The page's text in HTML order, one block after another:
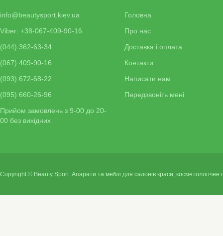
info@beautysport.kiev.ua
Viber: +38-067-409-90-16
(044) 362-63-34
(067) 409-90-16
(093) 672-68-22
(095) 660-26-96
Прийом замовлень з 9-00 до 20-
00 без вихідних
Головна
Про нас
Доставка і оплата
Контакти
Написати нам
Передзвоніть мені
Copyright © Beauty Sport. Апарати та меблі для салонів краси,